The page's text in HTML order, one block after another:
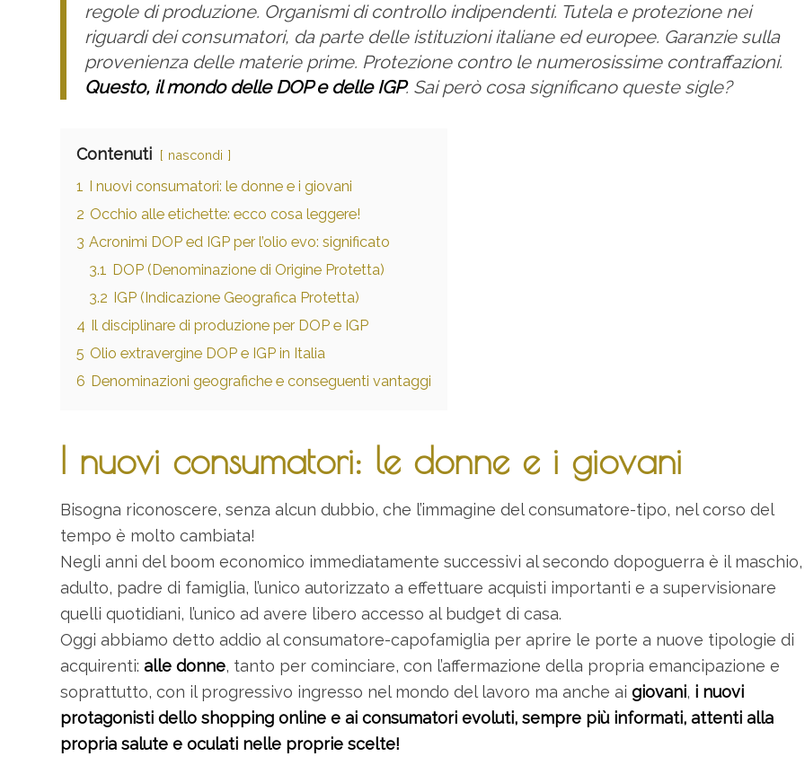
regole di produzione. Organismi di controllo indipendenti. Tutela e protezione nei
riguardi dei consumatori, da parte delle istituzioni italiane ed europee. Garanzie sulla
provenienza delle materie prime. Protezione contro le numerosissime contraffazioni.
Questo, il mondo delle DOP e delle IGP. Sai però cosa significano queste sigle?
Contenuti nascondi
1
I nuovi consumatori: le donne e i giovani
2 Occhio alle etichette: ecco cosa leggere!
3 Acronimi DOP ed IGP per l’olio evo: significato
3.1 DOP (Denominazione di Origine Protetta)
3.2
IGP (Indicazione Geografica Protetta)
4 Il disciplinare di produzione per DOP e IGP
5 Olio extravergine DOP e IGP in Italia
6 Denominazioni geografiche e conseguenti vantaggi
I nuovi consumatori: le donne e i giovani
Bisogna riconoscere, senza alcun dubbio, che l’immagine del consumatore-tipo, nel corso del
tempo è molto cambiata!
Negli anni del boom economico immediatamente successivi al secondo dopoguerra è il maschio,
adulto, padre di famiglia, l’unico autorizzato a effettuare acquisti importanti e a supervisionare
quelli quotidiani, l’unico ad avere libero accesso al budget di casa.
Oggi abbiamo detto addio al consumatore-capofamiglia per aprire le porte a nuove tipologie di
acquirenti: alle donne, tanto per cominciare, con l’affermazione della propria emancipazione e
soprattutto, con il progressivo ingresso nel mondo del lavoro ma anche ai giovani, i nuovi
protagonisti dello shopping online e ai consumatori evoluti, sempre più informati, attenti alla
propria salute e oculati nelle proprie scelte!